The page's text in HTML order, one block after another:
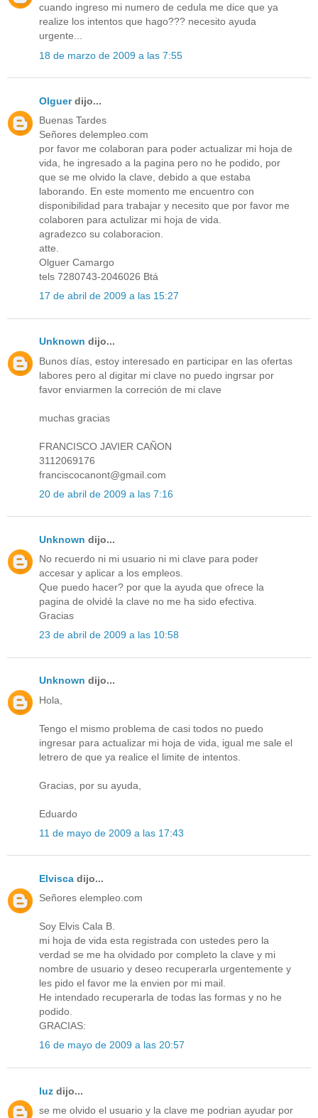
cuando ingreso mi numero de cedula me dice que ya
realize los intentos que hago??? necesito ayuda
urgente...
18 de marzo de 2009 a las 7:55
Olguerdijo...
Buenas Tardes
Señores delempleo.com
por favor me colaboran para poder actualizar mi hoja de
vida, he ingresado a la pagina pero no he podido, por
que se me olvido la clave, debido a que estaba
laborando. En este momento me encuentro con
disponibilidad para trabajar y necesito que por favor me
colaboren para actulizar mi hoja de vida.
agradezco su colaboracion.
atte.
Olguer Camargo
tels 7280743-2046026 Btá
17 de abril de 2009 a las 15:27
Unknown dijo...
Bunos días, estoy interesado en participar en las ofertas
labores pero al digitar mi clave no puedo ingrsar por
favor enviarmen la correción de mi clave
muchas gracias
FRANCISCO JAVIER CAÑON
3112069176
franciscocanont@gmail.com
20 de abril de 2009 a las 7:16
Unknown dijo...
No recuerdo ni mi usuario ni mi clave para poder
accesar y aplicar a los empleos.
Que puedo hacer? por que la ayuda que ofrece la
pagina de olvidé la clave no me ha sido efectiva.
Gracias
23 de abril de 2009 a las 10:58
Unknown dijo...
Hola,
Tengo el mismo problema de casi todos no puedo
ingresar para actualizar mi hoja de vida, igual me sale el
letrero de que ya realice el limite de intentos.
Gracias, por su ayuda,
Eduardo
11 de mayo de 2009 a las 17:43
Elvisca dijo...
Señores elempleo.com
Soy Elvis Cala B.
mi hoja de vida esta registrada con ustedes pero la
verdad se me ha olvidado por completo la clave y mi
nombre de usuario y deseo recuperarla urgentemente y
les pido el favor me la envien por mi mail.
He intendado recuperarla de todas las formas y no he
podido.
GRACIAS:
16 de mayo de 2009 a las 20:57
luz dijo...
se me olvido el usuario y la clave me podrian ayudar por